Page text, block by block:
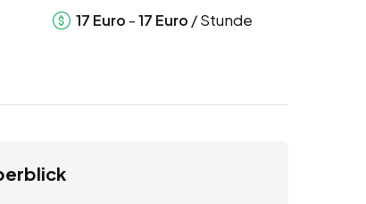
17 Euro -17 Euro / Stunde